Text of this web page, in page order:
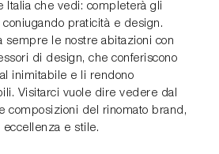
Italia che vedi: completerà gli
praticità e design.
sempre le nostre abitazioni con
di design, che conferiscono
inimitabile e li rendono
Visitarci vuole dire vedere dal
composizioni del rinomato brand,
e stile.